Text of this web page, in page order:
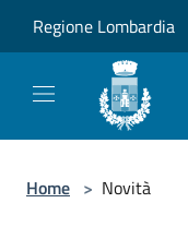
Regione Lombardia
Home > Novità